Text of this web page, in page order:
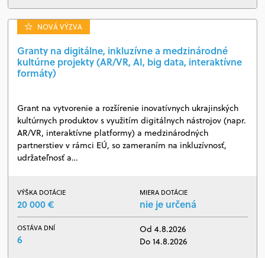
NOVÁ VÝZVA
Granty na digitálne, inkluzívne a medzinárodné
kultúrne projekty (AR/VR, AI, big data, interaktívne
formáty)
Grant na vytvorenie a rozšírenie inovatívnych ukrajinských
kultúrnych produktov s využitím digitálnych nástrojov (napr.
AR/VR, interaktívne platformy) a medzinárodných
partnerstiev v rámci EÚ, so zameraním na inkluzívnosť,
udržateľnosť a…
VÝŠKA DOTÁCIE
20 000 €
MIERA DOTÁCIE
nie je určená
OSTÁVA DNÍ
6
Od 4.8.2026
Do 14.8.2026